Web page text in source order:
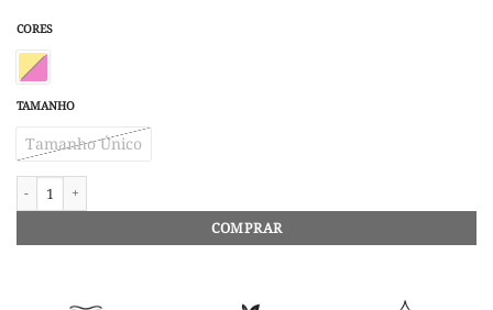
CORES
TAMANHO
Tamanho Único
COMPRAR